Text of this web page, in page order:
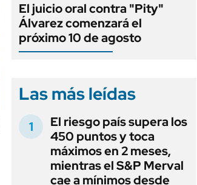
El juicio oral contra "Pity"
Álvarez comenzará el
próximo 10 de agosto
Las más leídas
El riesgo país supera los
450 puntos y toca
máximos en 2 meses,
mientras el S&P Merval
cae a mínimos desde